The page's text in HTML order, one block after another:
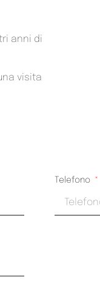
anni di
visita
Telefono